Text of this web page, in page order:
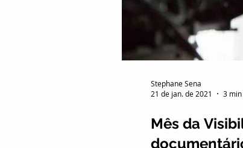
Mês da
Stephane Sena
21 de jan. de 2021
3